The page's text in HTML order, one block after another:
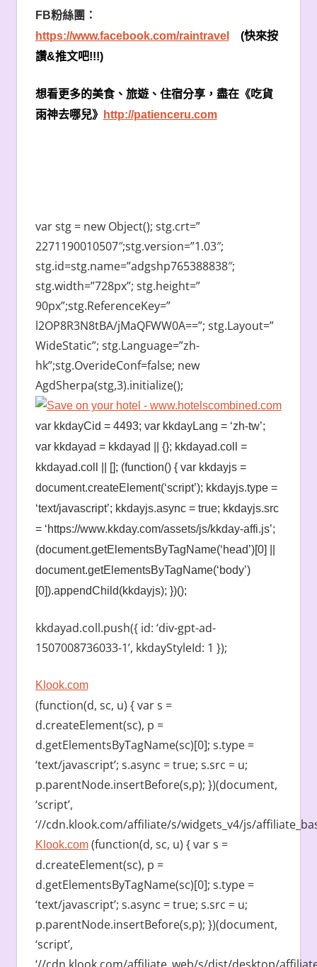
FB粉絲團：
https://www.facebook.com/raintravel
(快來按
讚&推文吧!!!)
想看更多的美食、旅遊、住宿分享，盡在《吃貨
雨神去哪兒》
http://patienceru.com
var stg = new Object(); stg.crt=”
2271190010507″;stg.version=”1.03″;
stg.id=stg.name=”adgshp765388838″;
stg.width=”728px”; stg.height=”
90px”;stg.ReferenceKey=”
l2OP8R3N8tBA/jMaQFWW0A==”; stg.Layout=”
WideStatic”; stg.Language=”zh-
hk”;stg.OverideConf=false; new
AgdSherpa(stg,3).initialize();
var kkdayCid = 4493; var kkdayLang = ‘zh-tw’;
var kkdayad = kkdayad || {}; kkdayad.coll =
kkdayad.coll || []; (function() { var kkdayjs =
document.createElement(‘script’); kkdayjs.type =
‘text/javascript’; kkdayjs.async = true; kkdayjs.src
= ‘https://www.kkday.com/assets/js/kkday-affi.js’;
(document.getElementsByTagName(‘head’)[0] ||
document.getElementsByTagName(‘body’)
[0]).appendChild(kkdayjs); })();
kkdayad.coll.push({ id: ‘div-gpt-ad-
1507008736033-1’, kkdayStyleId: 1 });
Klook.com
(function(d, sc, u) { var s =
d.createElement(sc), p =
d.getElementsByTagName(sc)[0]; s.type =
‘text/javascript’; s.async = true; s.src = u;
p.parentNode.insertBefore(s,p); })(document,
‘script’,
‘//cdn.klook.com/affiliate/s/widgets_v4/js/
Klook.com(function(d, sc, u) { var s =
d.createElement(sc), p =
d.getElementsByTagName(sc)[0]; s.type =
‘text/javascript’; s.async = true; s.src = u;
p.parentNode.insertBefore(s,p); })(document,
‘script’,